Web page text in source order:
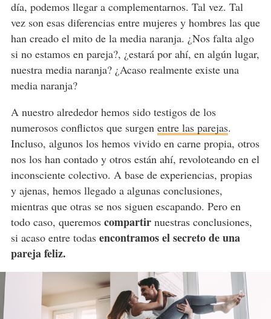
día, podemos llegar a complementarnos. Tal vez. Tal
vez son esas diferencias entre mujeres y hombres las que
han creado el mito de la media naranja. ¿Nos falta algo
si no estamos en pareja?, ¿estará por ahí, en algún lugar,
nuestra media naranja? ¿Acaso realmente existe una
media naranja?
A nuestro alrededor hemos sido testigos de los
numerosos conflictos que surgen entre las parejas.
Incluso, algunos los hemos vivido en carne propia, otros
nos los han contado y otros están ahí, revoloteando en el
inconsciente colectivo. A base de experiencias, propias
y ajenas, hemos llegado a algunas conclusiones,
mientras que otras se nos siguen escapando. Pero en
todo caso, queremos compartir nuestras conclusiones,
si acaso entre todas encontramos el secreto de una
pareja feliz.